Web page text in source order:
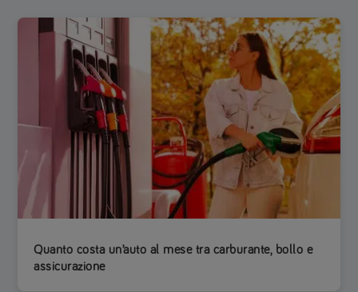
Quanto costa un’auto al mese tra carburante, bollo e
assicurazione